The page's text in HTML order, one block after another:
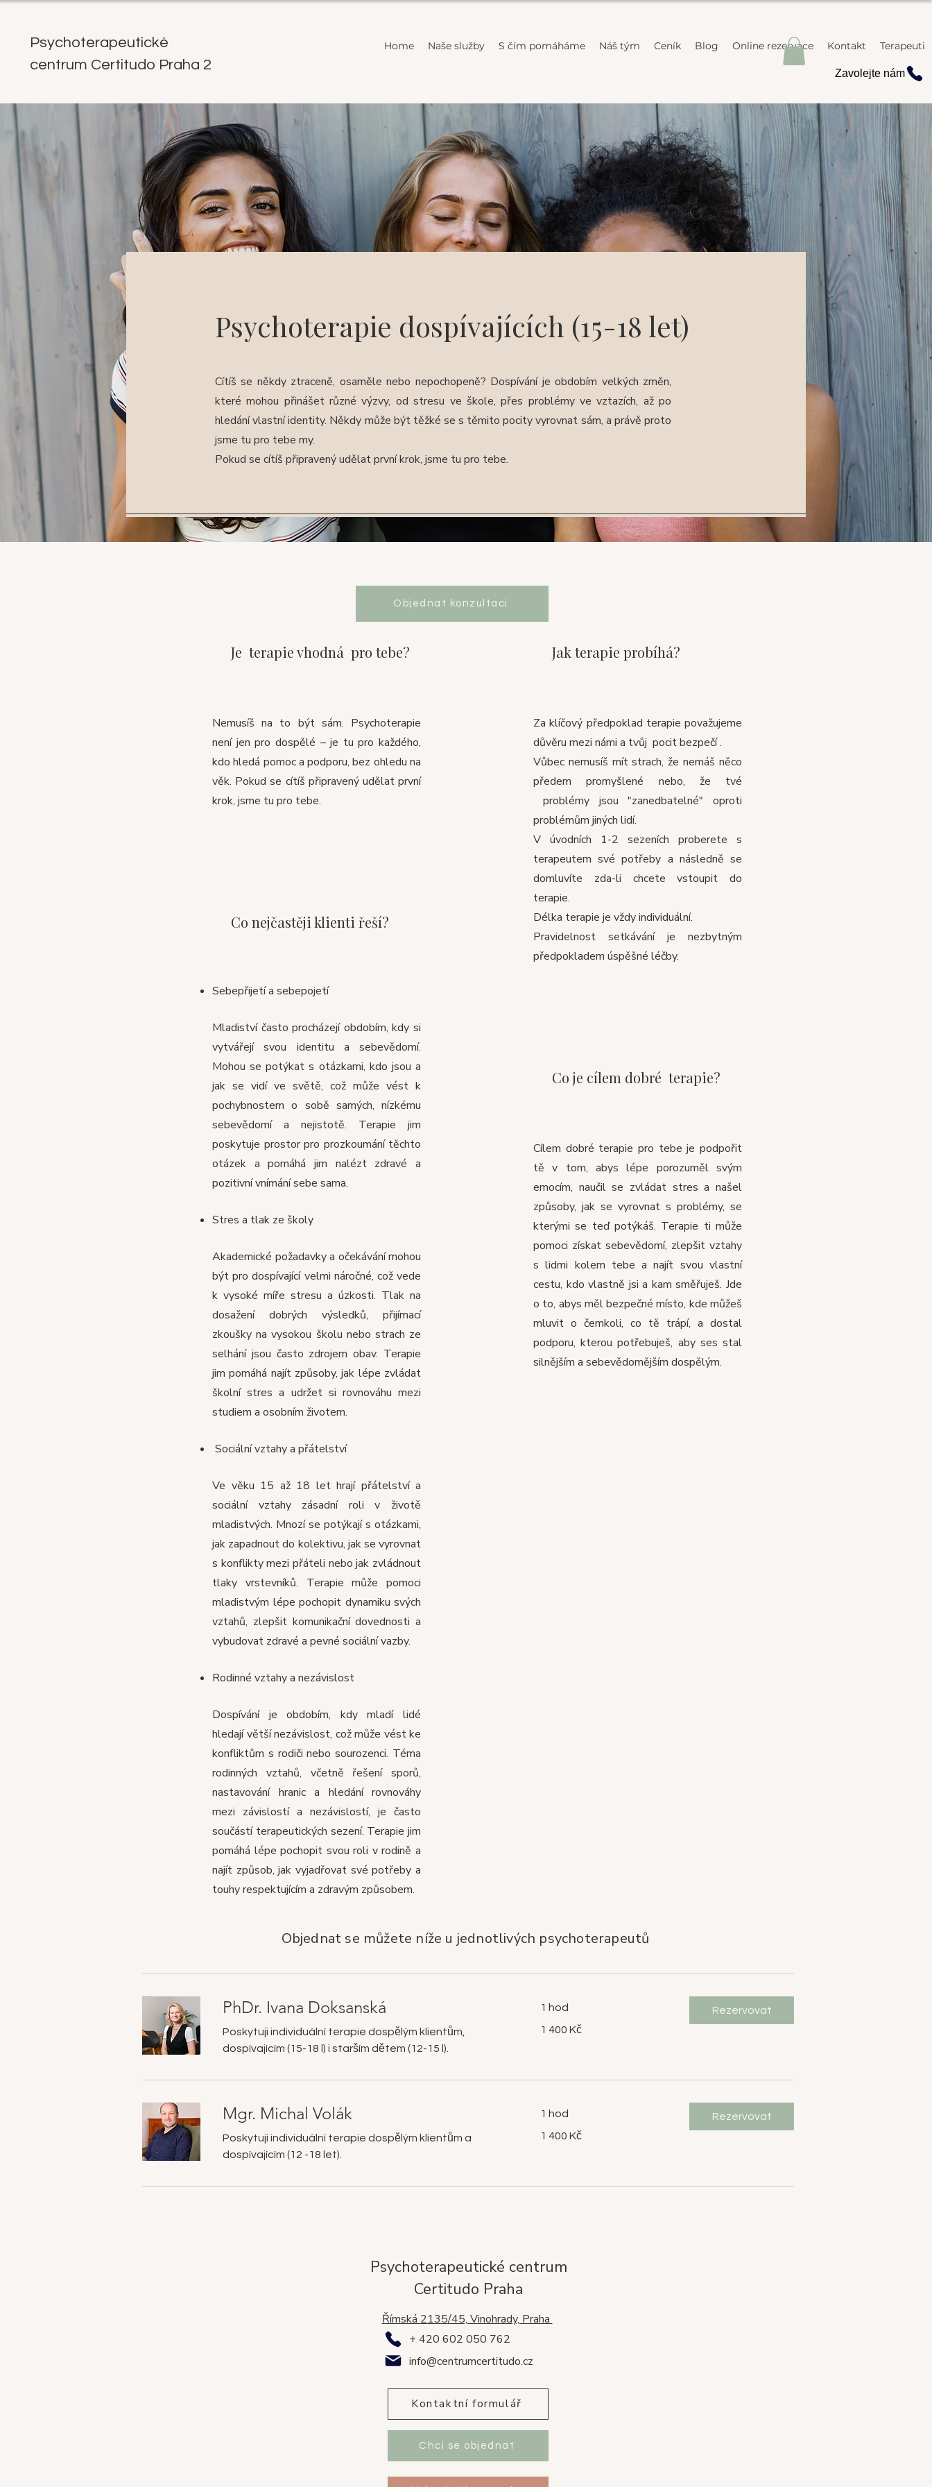
Psychoterapeutické
2 centrum Certitudo Praha
Zavolejte nám
Home Naše služby S čím pomáháme Náš tým Ceník Blog Online rezervace Kontakt Terapeuti
Psychoterapie dospívajících (15-18 let)
Cítíš se někdy ztraceně, osaměle nebo nepochopeně? Dospívání je obdobím velkých změn,
které mohou přinášet různé výzvy, od stresu ve škole, přes problémy ve vztazích, až po
hledání vlastní identity. Někdy může být těžké se s těmito pocity vyrovnat sám, a právě proto
jsme tu pro tebe my.
Pokud se cítíš připravený udělat první krok, jsme tu pro tebe.
Objednat konzultaci
Je terapie vhodná pro tebe?
Nemusíš na to být sám. Psychoterapie
není jen pro dospělé – je tu pro každého,
kdo hledá pomoc a podporu, bez ohledu na
věk. Pokud se cítíš připravený udělat první
krok, jsme tu pro tebe.
Co nejčastěji klienti řeší?
Sebepřijetí a sebepojetí
Mladiství často procházejí obdobím, kdy si
vytvářejí svou identitu a sebevědomí.
Mohou se potýkat s otázkami, kdo jsou a
jak se vidí ve světě, což může vést k
pochybnostem o sobě samých, nízkému
sebevědomí a nejistotě. Terapie jim
poskytuje prostor pro prozkoumání těchto
otázek a pomáhá jim nalézt zdravé a
pozitivní vnímání sebe sama.
Stres a tlak ze školy
Akademické požadavky a očekávání mohou
být pro dospívající velmi náročné, což vede
k vysoké míře stresu a úzkosti. Tlak na
dosažení dobrých výsledků, přijímací
zkoušky na vysokou školu nebo strach ze
selhání jsou často zdrojem obav. Terapie
jim pomáhá najít způsoby, jak lépe zvládat
školní stres a udržet si rovnováhu mezi
studiem a osobním životem.
Sociální vztahy a přátelství
Ve věku 15 až 18 let hrají přátelství a
sociální vztahy zásadní roli v životě
mladistvých. Mnozí se potýkají s otázkami,
jak zapadnout do kolektivu, jak se vyrovnat
s konflikty mezi přáteli nebo jak zvládnout
tlaky vrstevníků. Terapie může pomoci
mladistvým lépe pochopit dynamiku svých
vztahů, zlepšit komunikační dovednosti a
vybudovat zdravé a pevné sociální vazby.
Rodinné vztahy a nezávislost
Dospívání je obdobím, kdy mladí lidé
hledají větší nezávislost, což může vést ke
konfliktům s rodiči nebo sourozenci. Téma
rodinných vztahů, včetně řešení sporů,
nastavování hranic a hledání rovnováhy
mezi závislostí a nezávislostí, je často
součástí terapeutických sezení. Terapie jim
pomáhá lépe pochopit svou roli v rodině a
najít způsob, jak vyjadřovat své potřeby a
touhy respektujícím a zdravým způsobem.
Jak terapie probíhá?
Za klíčový předpoklad terapie považujeme
důvěru mezi námi a tvůj pocit bezpečí .
Vůbec nemusíš mít strach, že nemáš něco
předem promyšlené nebo, že tvé
problémy jsou "zanedbatelné" oproti
problémům jiných lidí.
V úvodních 1-2 sezeních proberete s
terapeutem své potřeby a následně se
domluvíte zda-li chcete vstoupit do
terapie.
Délka terapie je vždy individuální.
Pravidelnost setkávání je nezbytným
předpokladem úspěšné léčby.
Co je cílem dobré terapie?
Cílem dobré terapie pro tebe je podpořit
tě v tom, abys lépe porozuměl svým
emocím, naučil se zvládat stres a našel
způsoby, jak se vyrovnat s problémy, se
kterými se teď potýkáš. Terapie ti může
pomoci získat sebevědomí, zlepšit vztahy
s lidmi kolem tebe a najít svou vlastní
cestu, kdo vlastně jsi a kam směřuješ. Jde
o to, abys měl bezpečné místo, kde můžeš
mluvit o čemkoli, co tě trápí, a dostal
podporu, kterou potřebuješ, aby ses stal
silnějším a sebevědomějším dospělým.
Objednat se můžete níže u jednotlivých psychoterapeutů
PhDr. Ivana Doksanská
Poskytuji individuální terapie dospělým klientům,
dospívajícím (15-18 l) i starším dětem (12-15 l).
1 hod
českých
1 400 Kč
Rezervovat
Mgr. Michal Volák
Poskytuji individuální terapie dospělým klientům a
dospívajícím (12 -18 let).
1 hod
českých
1 400 Kč
Rezervovat
Psychoterapeutické centrum
Certitudo Praha
Římská 2135/45, Vinohrady, Praha
+ 420 602 050 762
info@centrumcertitudo.cz
Kontaktní formulář
Chci se objednat